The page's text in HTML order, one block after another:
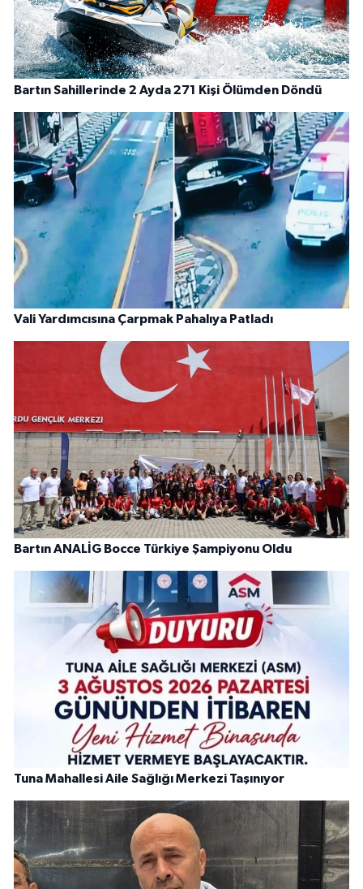
Bartın Sahillerinde 2 Ayda 271 Kişi Ölümden Döndü
Vali Yardımcısına Çarpmak Pahalıya Patladı
Bartın ANALİG Bocce Türkiye Şampiyonu Oldu
Tuna Mahallesi Aile Sağlığı Merkezi Taşınıyor